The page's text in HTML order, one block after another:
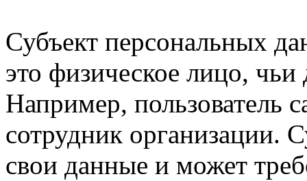
Субъект персональных
это физическое лицо,
Например, пользователь
сотрудник организации.
свои данные и может